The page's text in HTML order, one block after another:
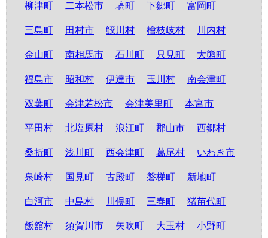
柳津町 二本松市 塙町 下郷町 富岡町
三島町 田村市 鮫川村 檜枝岐村 川内村
金山町 南相馬市 石川町 只見町 大熊町
福島市 昭和村 伊達市 玉川村 南会津町
双葉町 会津若松市 会津美里町 本宮市
平田村 北塩原村 浪江町 郡山市 西郷村
桑折町 浅川町 西会津町 葛尾村 いわき市
泉崎村 国見町 古殿町 磐梯町 新地町
白河市 中島村 川俣町 三春町 猪苗代町
飯舘村 須賀川市 矢吹町 大玉村 小野町